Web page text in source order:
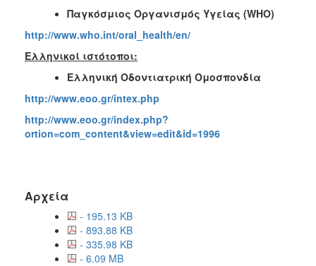
Παγκόσμιος Οργανισμός Υγείας (WHO)
http://www.who.int/oral_health/en/
Ελληνικοί ιστότοποι:
Ελληνική Οδοντιατρική Ομοσπονδία
http://www.eoo.gr/intex.php
http://www.eoo.gr/index.php?
ortion=com_content&view=edit&id=1996
Αρχεία
- 195.13 KB
- 893.88 KB
- 335.98 KB
- 6.09 MB